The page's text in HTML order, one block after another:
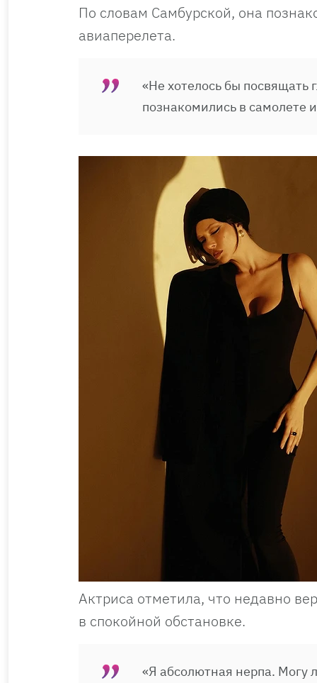
По словам Самбурской, она
авиаперелета.
«Не хотелось бы посвящать
познакомились в самолете
Актриса отметила, что недавно
в спокойной обстановке.
«Я абсолютная нерпа. Могу